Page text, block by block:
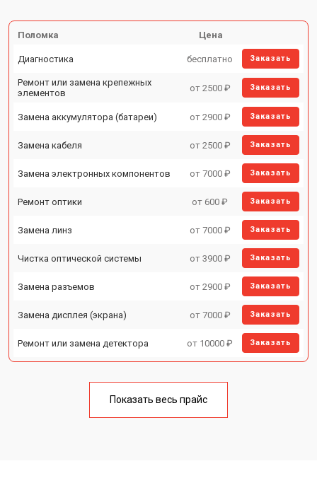
Поломка Цена
Диагностика бесплатно Заказать
Ремонт или замена крепежных
элементов
от 2500 ₽ Заказать
Замена аккумулятора (батареи) от 2900 ₽ Заказать
Замена кабеля от 2500 ₽ Заказать
Замена электронных компонентов от 7000 ₽ Заказать
Ремонт оптики от 600 ₽ Заказать
Замена линз от 7000 ₽ Заказать
Чистка оптической системы от 3900 ₽ Заказать
Замена разъемов от 2900 ₽ Заказать
Замена дисплея (экрана) от 7000 ₽ Заказать
Ремонт или замена детектора от 10000 ₽ Заказать
Показать весь прайс